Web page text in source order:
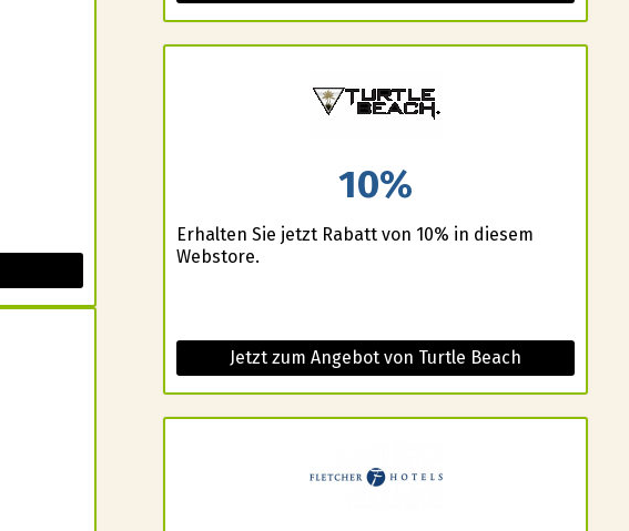
10%
Erhalten Sie jetzt Rabatt von 10% in diesem
Webstore.
Jetzt zum Angebot von Turtle Beach